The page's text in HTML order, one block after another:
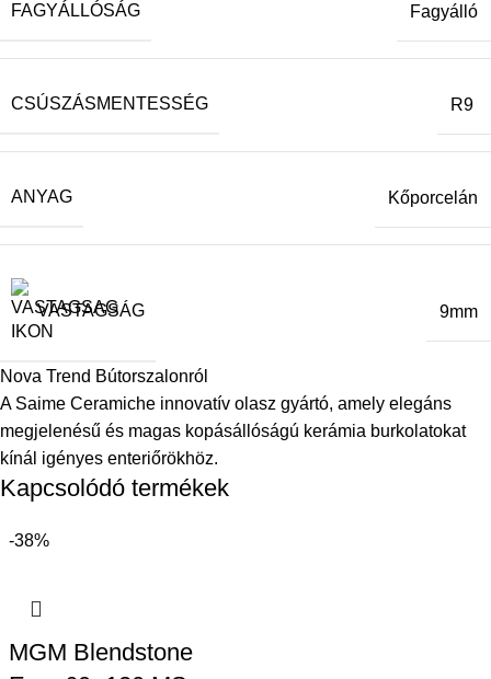
FAGYÁLLÓSÁG Fagyálló
CSÚSZÁSMENTESSÉG R9
ANYAG Kőporcelán
VASTAGSÁG 9mm
Nova Trend Bútorszalonról
A Saime Ceramiche innovatív olasz gyártó, amely elegáns
megjelenésű és magas kopásállóságú kerámia burkolatokat
kínál igényes enteriőrökhöz.
Kapcsolódó termékek
-38%
MGM Blendstone